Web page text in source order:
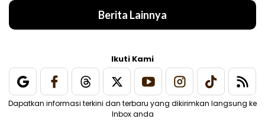
Berita Lainnya
Ikuti Kami
Dapatkan informasi terkini dan terbaru yang dikirimkan langsung ke
Inbox anda